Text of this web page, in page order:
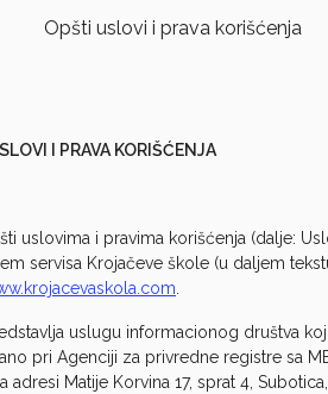
Opšti uslovi i prava korišćenja
I PRAVA KORIŠĆENJA
uslovima i pravima korišćenja (dalje:
servisa Krojačeve škole (u daljem
uslugu informacionog društva
pri Agenciji za privredne registre sa
adresi Matije Korvina 17, sprat 4,